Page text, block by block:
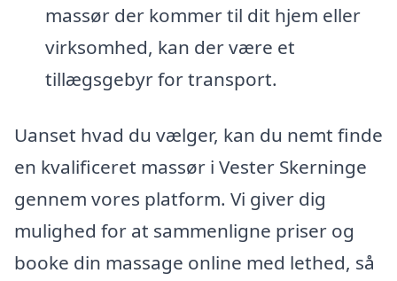
massør der kommer til dit hjem eller
virksomhed, kan der være et
tillægsgebyr for transport.
Uanset hvad du vælger, kan du nemt finde
en kvalificeret massør i Vester Skerninge
gennem vores platform. Vi giver dig
mulighed for at sammenligne priser og
booke din massage online med lethed, så